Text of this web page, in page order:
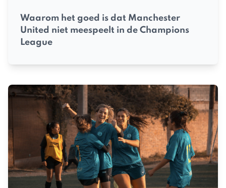
Waarom het goed is dat Manchester
United niet meespeelt in de Champions
League